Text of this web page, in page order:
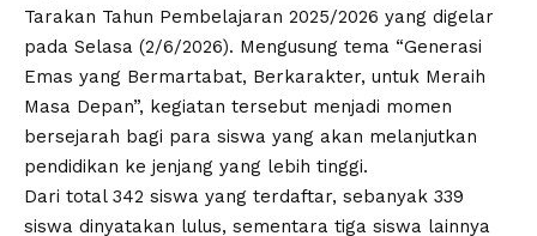
Tarakan Tahun Pembelajaran 2025/2026 yang digelar
pada Selasa (2/6/2026). Mengusung tema “Generasi
Emas yang Bermartabat, Berkarakter, untuk Meraih
Masa Depan”, kegiatan tersebut menjadi momen
bersejarah bagi para siswa yang akan melanjutkan
pendidikan ke jenjang yang lebih tinggi.
Dari total 342 siswa yang terdaftar, sebanyak 339
siswa dinyatakan lulus, sementara tiga siswa lainnya